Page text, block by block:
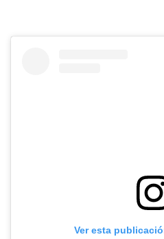
Ver esta